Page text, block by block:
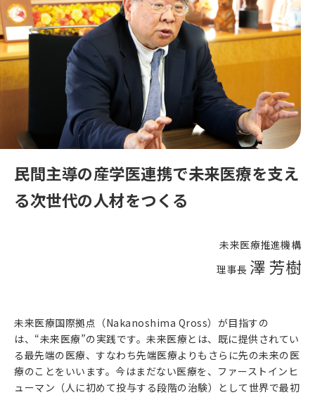
民間主導の産学医連携で未来医療を支え
る次世代の人材をつくる
未来医療推進機構
理事長 澤 芳樹
未来医療国際拠点（Nakanoshima Qross）が目指すの
は、“未来医療”の実践です。未来医療とは、既に提供されてい
る最先端の医療、すなわち先端医療よりもさらに先の未来の医
療のことをいいます。今はまだない医療を、ファーストインヒ
ューマン（人に初めて投与する段階の治験）として世界で最初